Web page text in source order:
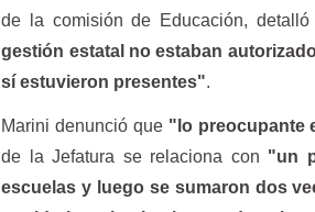
de la comisión de Educación,
gestión estatal no estaban
sí estuvieron presentes".
Marini denunció que "lo preocupante
de la Jefatura se relaciona con "un
escuelas y luego se sumaron dos